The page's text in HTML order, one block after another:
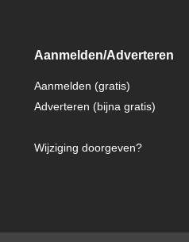
Aanmelden/Adverteren
Aanmelden (gratis)
Adverteren (bijna gratis)
Wijziging doorgeven?